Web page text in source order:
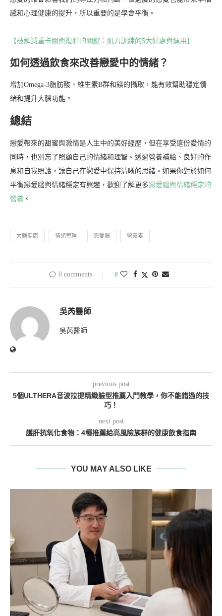
感和心理健康的提升，所以重要的是學會平衡。
【破解減重卡關與復胖的關鍵：肌力訓練的5大好處與運用】
如何透過飲食來改善戀愛中的情緒？
增加Omega-3脂肪酸、維生素B群和鎂的攝取，能有效幫助穩定情
緒和提升大腦功能。
總結
戀愛帶來的甜蜜與激情是人生中的美好經歷，但在享受這份愛情的
同時，也別忘了照顧自己的情緒和理智。透過營養補給、良好的作
息和自我照護，讓自己在戀愛中保持清晰的思緒。如果你對於如何
平衡戀愛腦與情緒穩定有興趣，歡迎了解更多戀愛腦與情緒穩定的
營養 。
大腦健康 情緒管理 戀愛腦 營養素
0 comments 0
吳芮醫師
吳芮醫師
previous post
5個ULTHERA音波拉提精緻臉型推薦入門教學，你不能錯過的技
巧！
next post
護肝抗氧化食物：4種推薦給高風險族群的健康飲食指南
YOU MAY ALSO LIKE